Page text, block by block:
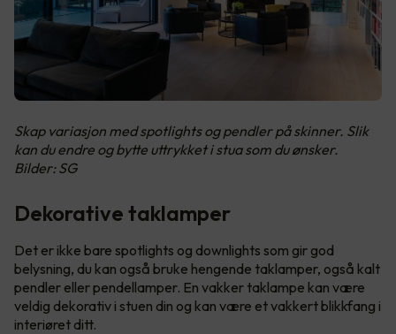
Skap variasjon med spotlights og pendler på skinner. Slik
kan du endre og bytte uttrykket i stua som du ønsker.
Bilder: SG
Dekorative taklamper
Det er ikke bare spotlights og downlights som gir god
belysning, du kan også bruke hengende taklamper, også kalt
pendler eller pendellamper. En vakker taklampe kan være
veldig dekorativ i stuen din og kan være et vakkert blikkfang i
interiøret ditt.